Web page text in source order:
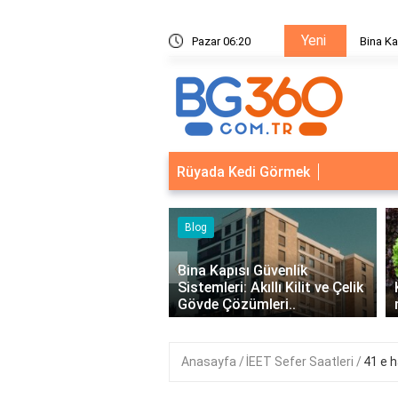
Pazar 06:20 Yeni
Sistemleri: Akıllı Kilit ve Çelik Gövde Çözümleri Bina
Rüyada Kedi Görmek
Blog
Bina Kapısı Güvenlik
Sistemleri: Akıllı Kilit ve Çelik
Gövde Çözümleri..
‹
Anasayfa İEET Sefer Saatleri 41 e